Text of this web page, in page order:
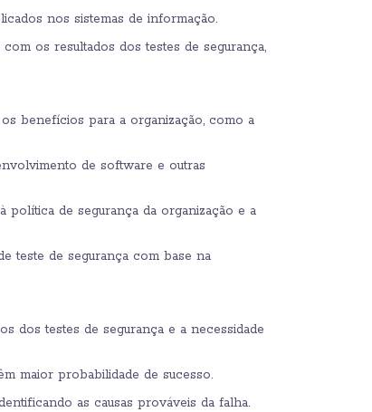
nos sistemas de informação.
os resultados dos testes de segurança,
benefícios para a organização, como a
de software e outras
política de segurança da organização e a
teste de segurança com base na
dos testes de segurança e a necessidade
maior probabilidade de sucesso.
as causas prováveis da falha.